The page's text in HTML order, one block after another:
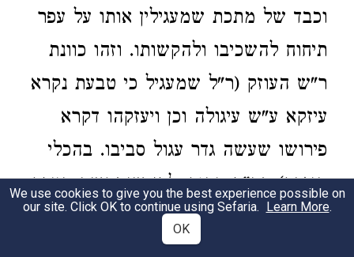
וכבד של מתכת שמעגילין אותו על עפר
תיחוח להשכיבו ולהקשותו. וזהו כוונת
ר"ש העוזק (ר"ל שמעגיל כי טבעת נקרא
עיזקא ע"ש עיגולה וכן ויעזקהו דקרא
פירושו שעשה גדר עגול סביבו. בהכלי
הנזכר) בה"פ טהור. לפי שנתקשה העפר
מלמעלה ואין העצם שתחתיו ניסט
We use cookies to give you the best experience possible on
our site. Click OK to continue using Sefaria. Learn More.
OK